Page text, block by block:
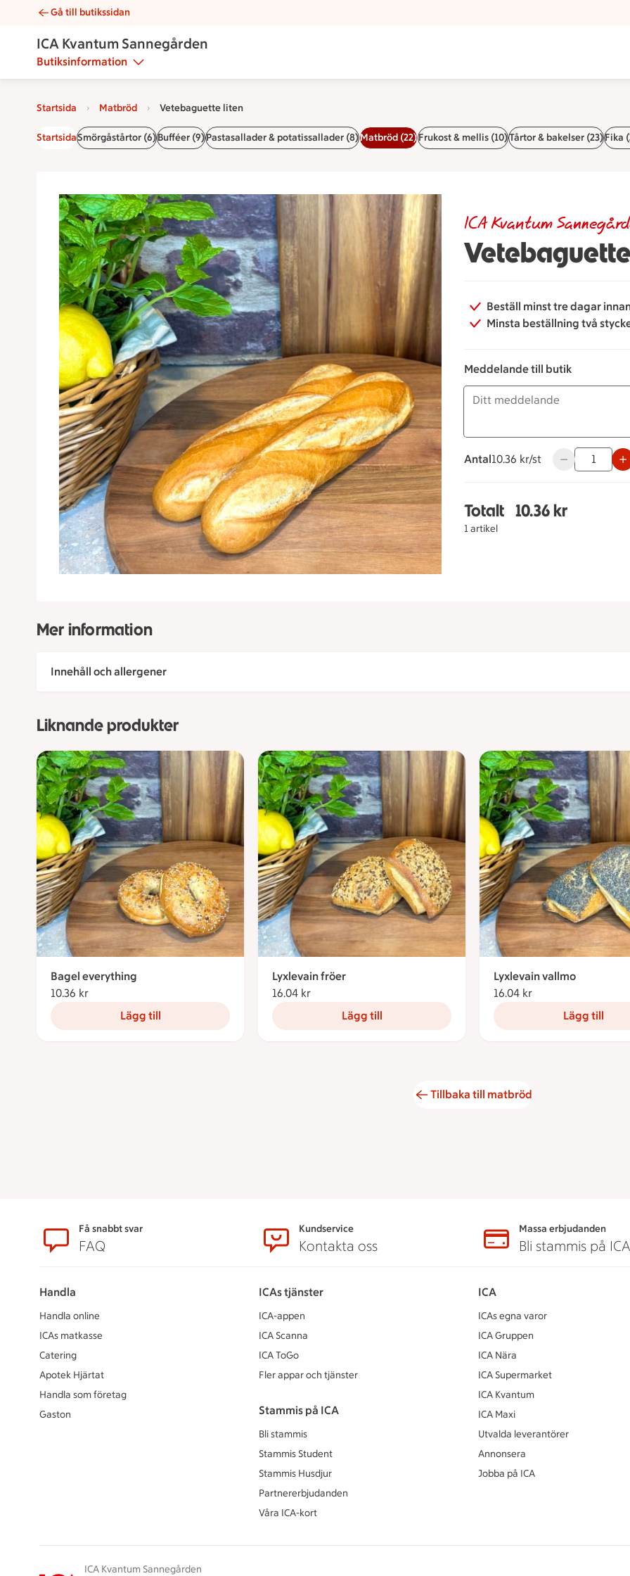
Vetebaguette liten | Catering ICA Kvantum Sannegården
Gå till butikssidan
ICA Kvantum Sannegården
Butiksinformation
Startsida Matbröd Vetebaguette liten
StartsidaSmörgåstårtor (6)Bufféer (9)Pastasallader & potatissallader (8)Matbröd (22)Frukost & mellis (10)Tårtor & bakelser (23)Fika
ICA Kvantum
Beställ minst tre dagar
Minsta beställning två
Meddelande till butik
Antal
10.36 kronor styck
10.36 kr/st Använd
Totalt
1 artikel
Totalt 1 stycken
10.36 kr
Mer information
Innehåll och allergener
Liknande produkter
Bagel everything
10.36 kr
Lägg till
Lyxlevain fröer
16.04 kr
Lägg till
Lyxlevain vallmo
16.04 kr
Lägg till
Tillbaka till matbröd
SidfotFå snabbt svar
FAQ
Kundservice
Kontakta oss
Massa erbjudanden
Bli stammis på ICA
Handla
Handla online
ICAs matkasse
Catering
Apotek Hjärtat
Handla som företag
Gaston
ICAs tjänster
ICA-appen
ICA Scanna
ICA ToGo
Fler appar och tjänster
Stammis på ICA
Bli stammis
Stammis Student
Stammis Husdjur
Partnererbjudanden
Våra ICA-kort
ICA
ICAs egna varor
ICA Gruppen
ICA Nära
ICA Supermarket
ICA Kvantum
ICA Maxi
Utvalda leverantörer
Annonsera
Jobba på ICA
ICA Kvantum Sannegården